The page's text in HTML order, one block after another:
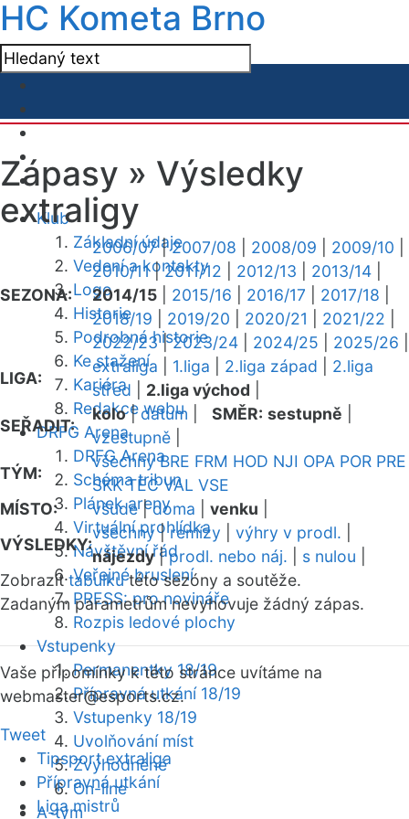
HC Kometa Brno
Klub
Základní údaje
Vedení a kontakty
Logo
Historie
Podrobná historie
Ke stažení
Kariéra
Redakce webu
DRFG Arena
DRFG Arena
Schéma tribun
Plánek areny
Virtuální prohlídka
Návštěvní řád
Veřejné bruslení
PRESS: pro novináře
Rozpis ledové plochy
Vstupenky
Permanentky 18/19
Přípravná utkání 18/19
Vstupenky 18/19
Uvolňování míst
Zvýhodněné
On-line
A-tým
Zápasy » Výsledky
extraligy
SEZONA:
2006/07|2007/08 2008/09 2009/10
2010/11|2011/12 2012/13 2013/14
2014/15
2015/16 2016/17 2017/18
2018/19
2019/20 2020/21 2021/22
2022/23|2023/24 2024/25 2025/26
LIGA:
extraliga 1.liga 2.liga západ
2.liga
střed
2.liga východ
SEŘADIT:
kolo|datum SMĚR: sestupně
vzestupně
TÝM:
všechny BRE FRM HOD NJI OPA POR PRE
SKK TEC VAL VSE
MÍSTO:
všude|doma venku
VÝSLEDKY:
všechny|remízy výhry v prodl.
nájezdy|prodl. nebo náj. s nulou
Zobrazittabulkutéto sezóny a soutěže.
Zadaným parametrům nevyhovuje žádný zápas.
Vaše připomínky k této stránce uvítáme na
webmaster@esports.cz.
Tweet
Tipsport extraliga
Přípravná utkání
Liga mistrů